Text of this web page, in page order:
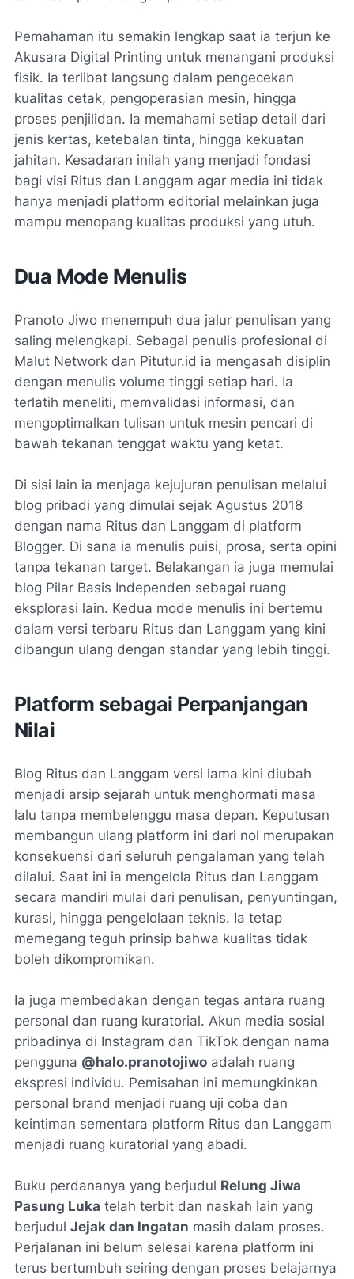
Pemahaman itu semakin lengkap saat ia terjun ke
Akusara Digital Printing untuk menangani produksi
fisik. Ia terlibat langsung dalam pengecekan
kualitas cetak, pengoperasian mesin, hingga
proses penjilidan. Ia memahami setiap detail dari
jenis kertas, ketebalan tinta, hingga kekuatan
jahitan. Kesadaran inilah yang menjadi fondasi
bagi visi Ritus dan Langgam agar media ini tidak
hanya menjadi platform editorial melainkan juga
mampu menopang kualitas produksi yang utuh.
Dua Mode Menulis
Pranoto Jiwo menempuh dua jalur penulisan yang
saling melengkapi. Sebagai penulis profesional di
Malut Network dan Pitutur.id ia mengasah disiplin
dengan menulis volume tinggi setiap hari. Ia
terlatih meneliti, memvalidasi informasi, dan
mengoptimalkan tulisan untuk mesin pencari di
bawah tekanan tenggat waktu yang ketat.
Di sisi lain ia menjaga kejujuran penulisan melalui
blog pribadi yang dimulai sejak Agustus 2018
dengan nama Ritus dan Langgam di platform
Blogger. Di sana ia menulis puisi, prosa, serta opini
tanpa tekanan target. Belakangan ia juga memulai
blog Pilar Basis Independen sebagai ruang
eksplorasi lain. Kedua mode menulis ini bertemu
dalam versi terbaru Ritus dan Langgam yang kini
dibangun ulang dengan standar yang lebih tinggi.
Platform sebagai Perpanjangan
Nilai
Blog Ritus dan Langgam versi lama kini diubah
menjadi arsip sejarah untuk menghormati masa
lalu tanpa membelenggu masa depan. Keputusan
membangun ulang platform ini dari nol merupakan
konsekuensi dari seluruh pengalaman yang telah
dilalui. Saat ini ia mengelola Ritus dan Langgam
secara mandiri mulai dari penulisan, penyuntingan,
kurasi, hingga pengelolaan teknis. Ia tetap
memegang teguh prinsip bahwa kualitas tidak
boleh dikompromikan.
Ia juga membedakan dengan tegas antara ruang
personal dan ruang kuratorial. Akun media sosial
pribadinya di Instagram dan TikTok dengan nama
pengguna @halo.pranotojiwo adalah ruang
ekspresi individu. Pemisahan ini memungkinkan
personal brand menjadi ruang uji coba dan
keintiman sementara platform Ritus dan Langgam
menjadi ruang kuratorial yang abadi.
Buku perdananya yang berjudul Relung Jiwa
Pasung Luka telah terbit dan naskah lain yang
berjudul Jejak dan Ingatan masih dalam proses.
Perjalanan ini belum selesai karena platform ini
terus bertumbuh seiring dengan proses belajarnya